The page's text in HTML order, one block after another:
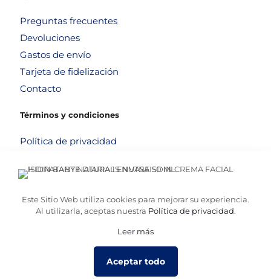
Preguntas frecuentes
Devoluciones
Gastos de envío
Tarjeta de fidelización
Contacto
Términos y condiciones
Política de privacidad
Aviso legal
Este Sitio Web utiliza cookies para mejorar su experiencia.
Al utilizarla, aceptas nuestra Política de privacidad.
Leer más
Aceptar todo